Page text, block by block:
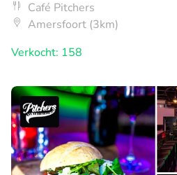
Café Pitchers
Amersfoort (3km)
Verkocht: 158